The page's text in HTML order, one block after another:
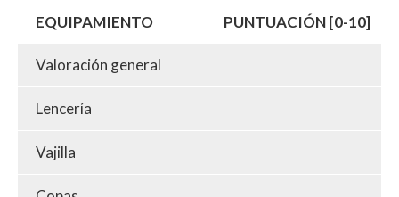
EQUIPAMIENTO PUNTUACIÓN [0-10]
Valoración general
Lencería
Vajilla